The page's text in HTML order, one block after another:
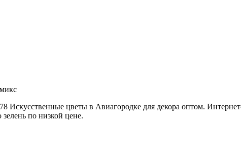
Искусственные цветы в Авиагородке для декора оптом.
по низкой цене.